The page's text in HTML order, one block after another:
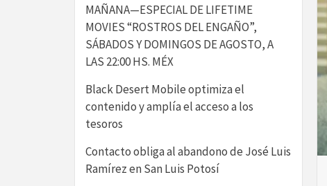
MAÑANA—ESPECIAL DE LIFETIME
MOVIES “ROSTROS DEL ENGAÑO”,
SÁBADOS Y DOMINGOS DE AGOSTO, A
LAS 22:00 HS. MÉX
Black Desert Mobile optimiza el
contenido y amplía el acceso a los
tesoros
Contacto obliga al abandono de José Luis
Ramírez en San Luis Potosí